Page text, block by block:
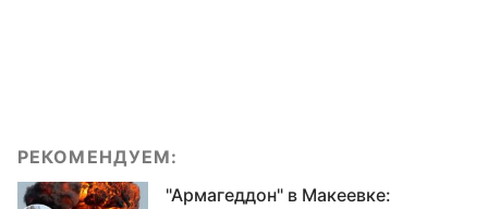
РЕКОМЕНДУЕМ:
"Армагеддон" в Макеевке: